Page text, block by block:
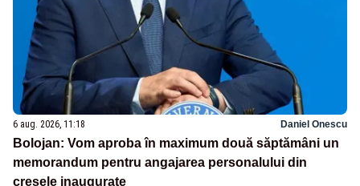
6 aug. 2026, 11:18 Daniel Onescu
Bolojan: Vom aproba în maximum două săptămâni un
memorandum pentru angajarea personalului din
creșele inaugurate